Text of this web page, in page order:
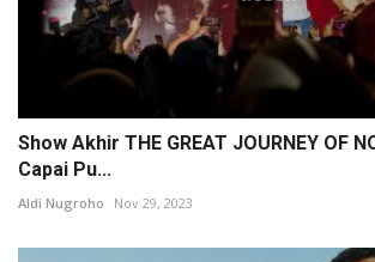
Show Akhir THE GREAT JOURNEY OF
Capai Pu...
Aldi Nugroho Nov 29, 2023